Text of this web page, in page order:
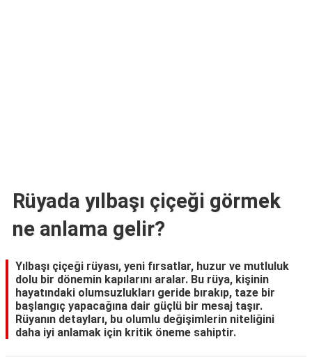
Rüyada yılbaşı çiçeği görmek
ne anlama gelir?
Yılbaşı çiçeği rüyası, yeni fırsatlar, huzur ve mutluluk
dolu bir dönemin kapılarını aralar. Bu rüya, kişinin
hayatındaki olumsuzlukları geride bırakıp, taze bir
başlangıç yapacağına dair güçlü bir mesaj taşır.
Rüyanın detayları, bu olumlu değişimlerin niteliğini
daha iyi anlamak için kritik öneme sahiptir.